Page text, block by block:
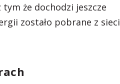
że dochodzi jeszcze
zostało pobrane z